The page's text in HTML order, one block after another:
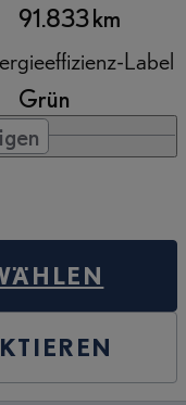
91.833 km
Label
Grün